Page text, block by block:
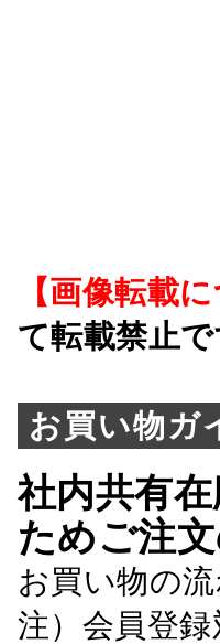
【画像転載
て転載禁止で
お買い
社内共有
ためご注
お買い物の
注）会員登